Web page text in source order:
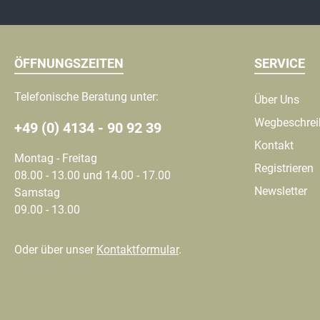
ÖFFNUNGSZEITEN
Telefonische Beratung unter:
+49 (0) 4134 - 90 92 39
Montag - Freitag
08.00 - 13.00 und 14.00 - 17.00
Samstag
09.00 - 13.00
Oder über unser Kontaktformular.
SERVICE
Über Uns
Kontakt
Registrieren
Newsletter